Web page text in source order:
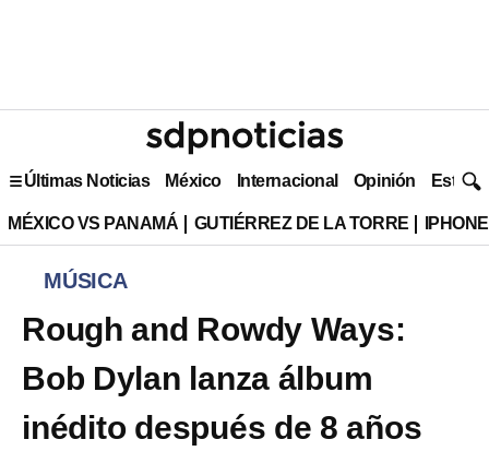
Últimas Noticias México Internacional Opinión Estilo
MÉXICO VS PANAMÁ GUTIÉRREZ DE LA TORRE
MÚSICA
Rough and Rowdy Ways:
Bob Dylan lanza álbum
inédito después de 8 años